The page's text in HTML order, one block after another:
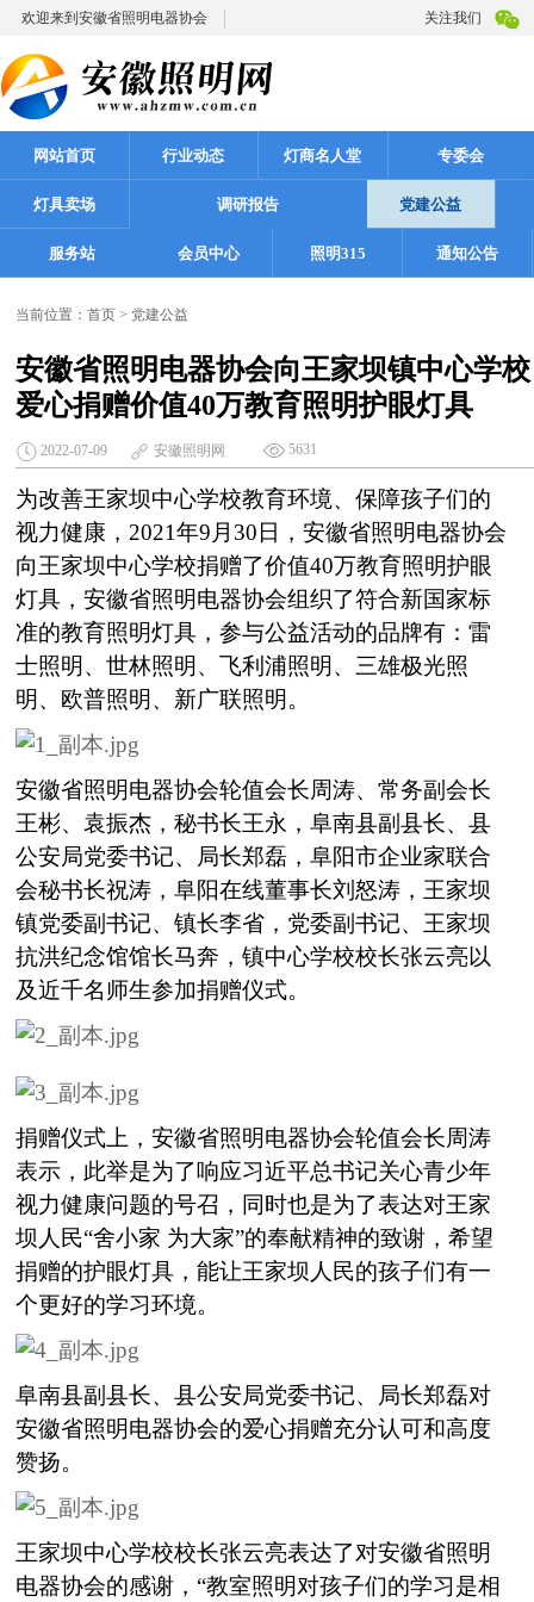
欢迎来到安徽省照明电器协会 关注我们
网站首页 行业动态 灯商名人堂 专委会
灯具卖场 调研报告 党建公益
服务站 会员中心 照明315 通知公告
当前位置：首页 > 党建公益
安徽省照明电器协会向王家坝镇中心学校
爱心捐赠价值40万教育照明护眼灯具
2022-07-09 安徽照明网 5631
为改善王家坝中心学校教育环境、保障孩子们的
视力健康，2021年9月30日，安徽省照明电器协会
向王家坝中心学校捐赠了价值40万教育照明护眼
灯具，安徽省照明电器协会组织了符合新国家标
准的教育照明灯具，参与公益活动的品牌有：雷
士照明、世林照明、飞利浦照明、三雄极光照
明、欧普照明、新广联照明。
安徽省照明电器协会轮值会长周涛、常务副会长
王彬、袁振杰，秘书长王永，阜南县副县长、县
公安局党委书记、局长郑磊，阜阳市企业家联合
会秘书长祝涛，阜阳在线董事长刘怒涛，王家坝
镇党委副书记、镇长李省，党委副书记、王家坝
抗洪纪念馆馆长马奔，镇中心学校校长张云亮以
及近千名师生参加捐赠仪式。
捐赠仪式上，安徽省照明电器协会轮值会长周涛
表示，此举是为了响应习近平总书记关心青少年
视力健康问题的号召，同时也是为了表达对王家
坝人民“舍小家 为大家”的奉献精神的致谢，希望
捐赠的护眼灯具，能让王家坝人民的孩子们有一
个更好的学习环境。
阜南县副县长、县公安局党委书记、局长郑磊对
安徽省照明电器协会的爱心捐赠充分认可和高度
赞扬。
王家坝中心学校校长张云亮表达了对安徽省照明
电器协会的感谢，“教室照明对孩子们的学习是相